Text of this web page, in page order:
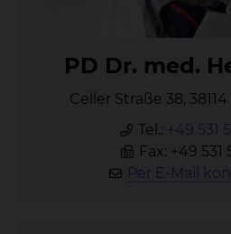
PD Dr. med.
Celler Straße 38,
Tel.: +49 531
Fax: +49 531
Per E-Mail